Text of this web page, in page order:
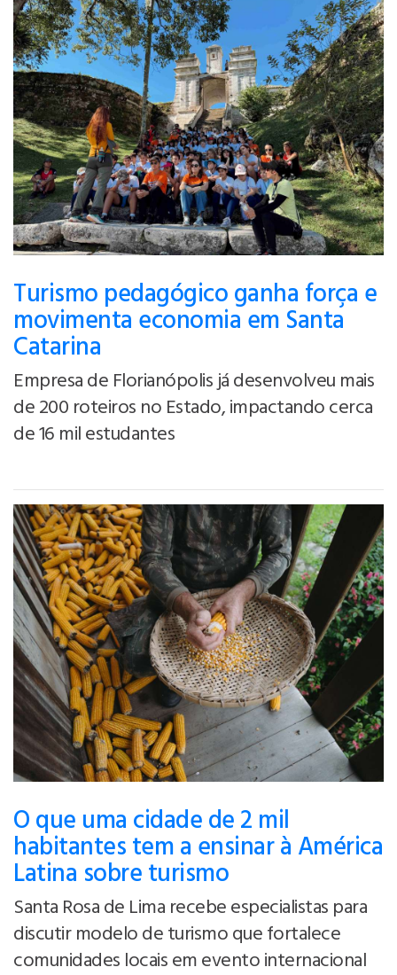
Turismo pedagógico ganha força e
movimenta economia em Santa
Catarina
Empresa de Florianópolis já desenvolveu mais
de 200 roteiros no Estado, impactando cerca
de 16 mil estudantes
O que uma cidade de 2 mil
habitantes tem a ensinar à América
Latina sobre turismo
Santa Rosa de Lima recebe especialistas para
discutir modelo de turismo que fortalece
comunidades locais em evento internacional